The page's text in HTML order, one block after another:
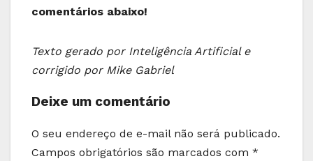
comentários abaixo!
Texto gerado por Inteligência Artificial e
corrigido por Mike Gabriel
Deixe um comentário
O seu endereço de e-mail não será publicado.
Campos obrigatórios são marcados com *